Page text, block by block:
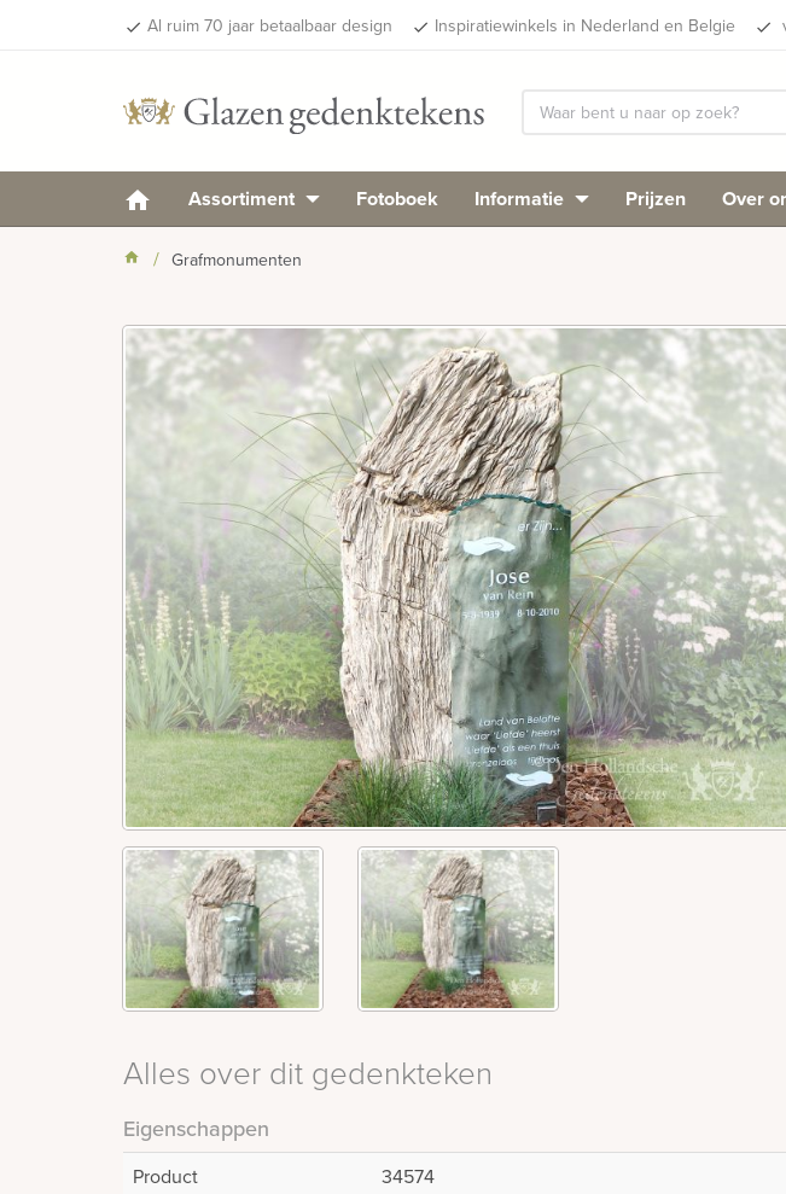
done Al ruim 70 jaar betaalbaar design done Inspiratiewinkels in Nederland en Belgie done
Assortiment Fotoboek Informatie Prijzen Over
Grafmonumenten
Alles over dit gedenkteken
Eigenschappen
Product
34574